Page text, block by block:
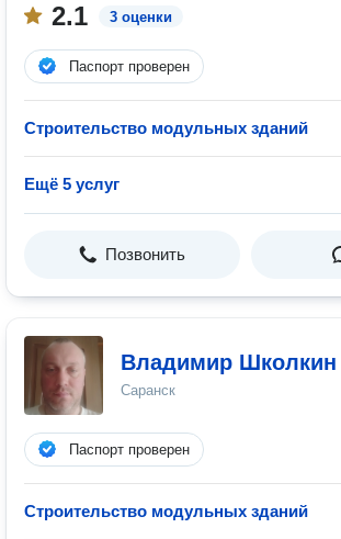
2.1 3 оценки
Паспорт проверен
Строительство модульных зданий
Ещё 5 услуг
Позвонить
Владимир Школкин
Саранск
Паспорт проверен
Строительство модульных зданий